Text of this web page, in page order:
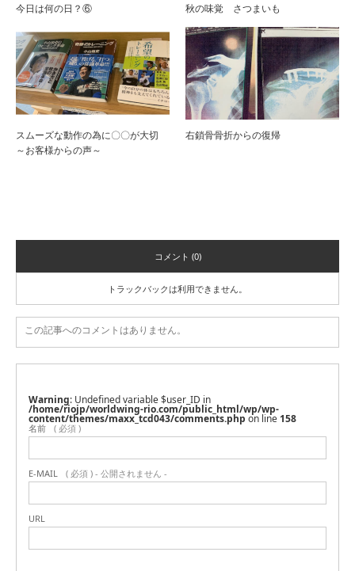
今日は何の日？⑥ 秋の味覚 さつまいも
スムーズな動作の為に〇〇が大切
～お客様からの声～
右鎖骨骨折からの復帰
コメント (0)
トラックバックは利用できません。
この記事へのコメントはありません。
Warning : Undefined variable $user_ID in
/home/riojp/worldwing-rio.com/public_html/wp/wp-
content/themes/maxx_tcd043/comments.php on line 158
名前 ( 必須 )
E-MAIL ( 必須 ) - 公開されません -
URL